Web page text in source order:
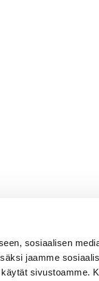
sosiaalisen
jaamme
sivustoamme.